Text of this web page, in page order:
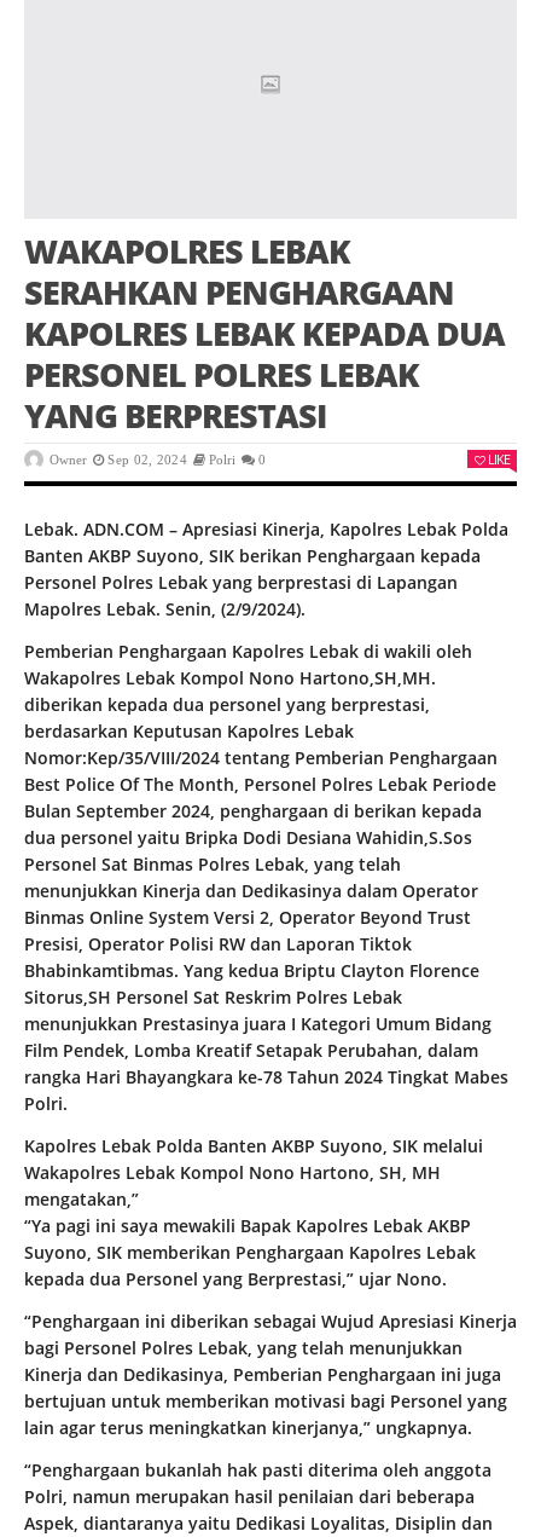
WAKAPOLRES LEBAK
SERAHKAN PENGHARGAAN
KAPOLRES LEBAK KEPADA DUA
PERSONEL POLRES LEBAK
YANG BERPRESTASI
Owner Sep 02, 2024 Polri 0 LIKE
Lebak. ADN.COM – Apresiasi Kinerja, Kapolres Lebak Polda
Banten AKBP Suyono, SIK berikan Penghargaan kepada
Personel Polres Lebak yang berprestasi di Lapangan
Mapolres Lebak. Senin, (2/9/2024).
Pemberian Penghargaan Kapolres Lebak di wakili oleh
Wakapolres Lebak Kompol Nono Hartono,SH,MH.
diberikan kepada dua personel yang berprestasi,
berdasarkan Keputusan Kapolres Lebak
Nomor:Kep/35/VIII/2024 tentang Pemberian Penghargaan
Best Police Of The Month, Personel Polres Lebak Periode
Bulan September 2024, penghargaan di berikan kepada
dua personel yaitu Bripka Dodi Desiana Wahidin,S.Sos
Personel Sat Binmas Polres Lebak, yang telah
menunjukkan Kinerja dan Dedikasinya dalam Operator
Binmas Online System Versi 2, Operator Beyond Trust
Presisi, Operator Polisi RW dan Laporan Tiktok
Bhabinkamtibmas. Yang kedua Briptu Clayton Florence
Sitorus,SH Personel Sat Reskrim Polres Lebak
menunjukkan Prestasinya juara I Kategori Umum Bidang
Film Pendek, Lomba Kreatif Setapak Perubahan, dalam
rangka Hari Bhayangkara ke-78 Tahun 2024 Tingkat Mabes
Polri.
Kapolres Lebak Polda Banten AKBP Suyono, SIK melalui
Wakapolres Lebak Kompol Nono Hartono, SH, MH
mengatakan,”
“Ya pagi ini saya mewakili Bapak Kapolres Lebak AKBP
Suyono, SIK memberikan Penghargaan Kapolres Lebak
kepada dua Personel yang Berprestasi,” ujar Nono.
“Penghargaan ini diberikan sebagai Wujud Apresiasi Kinerja
bagi Personel Polres Lebak, yang telah menunjukkan
Kinerja dan Dedikasinya, Pemberian Penghargaan ini juga
bertujuan untuk memberikan motivasi bagi Personel yang
lain agar terus meningkatkan kinerjanya,” ungkapnya.
“Penghargaan bukanlah hak pasti diterima oleh anggota
Polri, namun merupakan hasil penilaian dari beberapa
Aspek, diantaranya yaitu Dedikasi Loyalitas, Disiplin dan